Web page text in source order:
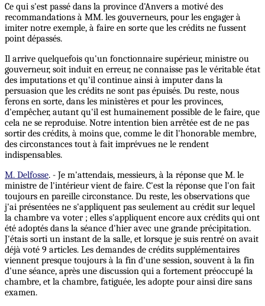
Ce qui s'est passé dans la province d'Anvers a motivé des
recommandations à MM. les gouverneurs, pour les engager à
imiter notre exemple, à faire en sorte que les crédits ne fussent
point dépassés.
Il arrive quelquefois qu'un fonctionnaire supérieur, ministre ou
gouverneur, soit induit en erreur, ne connaisse pas le véritable état
des imputations et qu'il continue ainsi à imputer dans la
persuasion que les crédits ne sont pas épuisés. Du reste, nous
ferons en sorte, dans les ministères et pour les provinces,
d'empêcher, autant qu'il est humainement possible de le faire, que
cela ne se reproduise. Notre intention bien arrêtée est de ne pas
sortir des crédits, à moins que, comme le dit l'honorable membre,
des circonstances tout à fait imprévues ne le rendent
indispensables.
M. Delfosse. - Je m'attendais, messieurs, à la réponse que M. le
ministre de l'intérieur vient de faire. C'est la réponse que l'on fait
toujours en pareille circonstance. Du reste, les observations que
j'ai présentées ne s'appliquent pas seulement au crédit sur lequel
la chambre va voter ; elles s'appliquent encore aux crédits qui ont
été adoptés dans la séance d'hier avec une grande précipitation.
J'étais sorti un instant de la salle, et lorsque je suis rentré on avait
déjà voté 9 articles. Les demandes de crédits supplémentaires
viennent presque toujours à la fin d'une session, souvent à la fin
d'une séance, après une discussion qui a fortement préoccupé la
chambre, et la chambre, fatiguée, les adopte pour ainsi dire sans
examen.